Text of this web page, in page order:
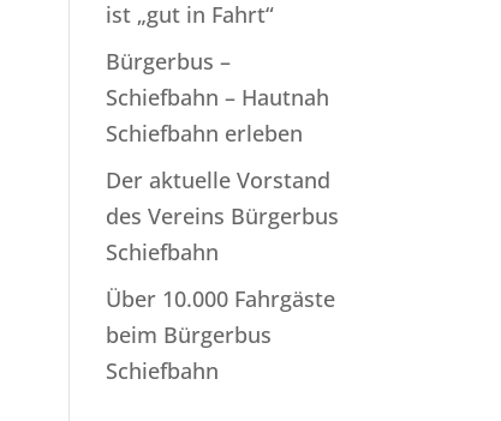
ist „gut in Fahrt“
Bürgerbus –
Schiefbahn – Hautnah
Schiefbahn erleben
Der aktuelle Vorstand
des Vereins Bürgerbus
Schiefbahn
Über 10.000 Fahrgäste
beim Bürgerbus
Schiefbahn